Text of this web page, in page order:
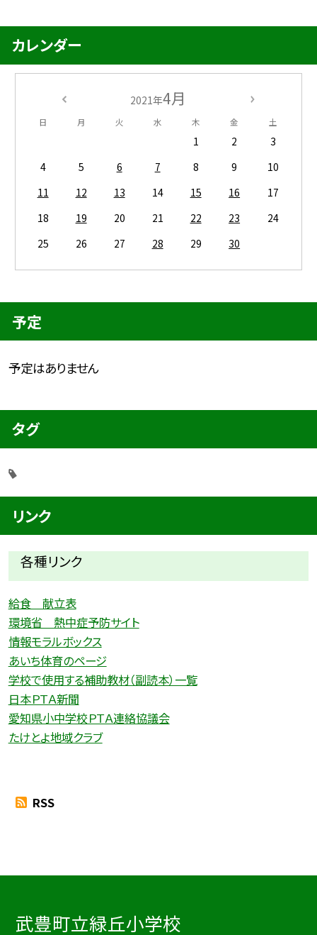
カレンダー
2021年4月
日 月 火 水 木 金 土
1 2
3
4
5 6 7 8 9
10
11
12 13 14 15 16
17
18
19 20 21 22 23
24
25
26 27 28 29 30
予定
予定はありません
タグ
リンク
各種リンク
給食 献立表
環境省 熱中症予防サイト
情報モラルボックス
あいち体育のページ
学校で使用する補助教材（副読本）一覧
日本ＰＴＡ新聞
愛知県小中学校ＰＴＡ連絡協議会
たけとよ地域クラブ
RSS
武豊町立緑丘小学校